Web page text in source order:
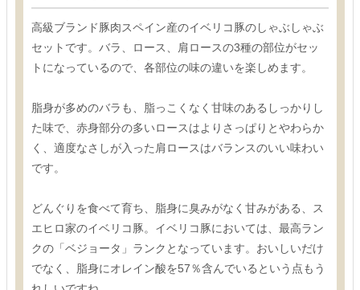
高級ブランド豚肉スペイン産のイベリコ豚のしゃぶしゃぶ
セットです。バラ、ロース、肩ロースの3種の部位がセッ
トになっているので、各部位の味の違いを楽しめます。
脂身が多めのバラも、脂っこくなく甘味のあるしっかりし
た味で、赤身部分の多いロースはよりさっぱりとやわらか
く、適度なさしが入った肩ロースはバランスのいい味わい
です。
どんぐりを食べて育ち、脂身に臭みがなく甘みがある、ス
エヒロ家のイベリコ豚。イベリコ豚においては、最高ラン
クの「ベジョータ」ランクとなっています。おいしいだけ
でなく、脂身にオレイン酸を57％含んでいるという点もう